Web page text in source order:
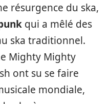
résurgence du ska,
qui a mêlé des
ska traditionnel.
Mighty Mighty
ont su se faire
mondiale,